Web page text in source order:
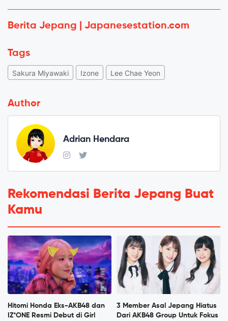
Berita Jepang | Japanesestation.com
Tags
Sakura Miyawaki Izone Lee Chae Yeon
Author
Adrian Hendara
Rekomendasi Berita Jepang Buat
Kamu
Hitomi Honda Eks-AKB48 dan
IZ*ONE Resmi Debut di Girl
3 Member Asal Jepang Hiatus
Dari AKB48 Group Untuk Fokus